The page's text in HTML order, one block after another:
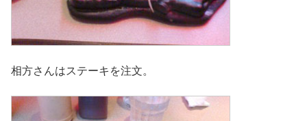
相方さんはステーキを注文。